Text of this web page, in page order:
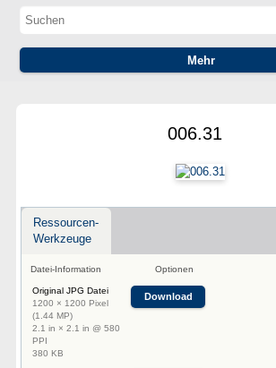
006.31
Ressourcen-
Werkzeuge
Datei-Information Optionen
Original JPG Datei
1200 × 1200 Pixel
(1.44 MP)
2.1 in × 2.1 in @ 580
PPI
380 KB
Download